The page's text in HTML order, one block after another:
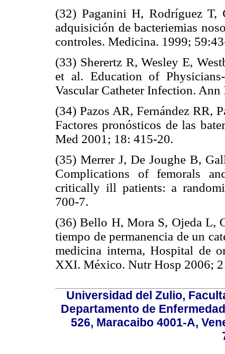
(32) Paganini H, Rodríguez T,
adquisición de bacteriemias
controles. Medicina. 1999;
(33) Sherertz R, Wesley E,
et al. Education of
Vascular Catheter Infection.
(34) Pazos AR, Fernández RR,
Factores pronósticos de las
Med 2001; 18: 415-20.
(35) Merrer J, De Joughe B,
Complications of femorals
critically ill patients: a
700-7.
(36) Bello H, Mora S, Ojeda L,
tiempo de permanencia de un
medicina interna, Hospital de
XXI. México. Nutr Hosp 2006;
Universidad del Zulio,
Departamento de
526, Maracaibo 4001-A,